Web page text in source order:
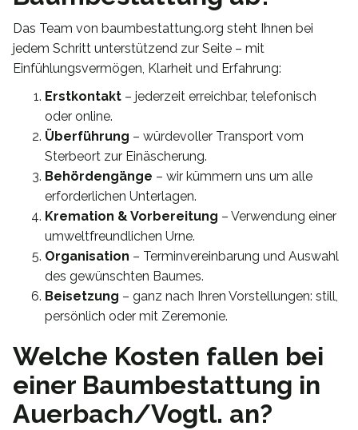
Das Team von baumbestattung.org steht Ihnen bei
jedem Schritt unterstützend zur Seite – mit
Einfühlungsvermögen, Klarheit und Erfahrung:
Erstkontakt – jederzeit erreichbar, telefonisch
oder online.
Überführung – würdevoller Transport vom
Sterbeort zur Einäscherung.
Behördengänge – wir kümmern uns um alle
erforderlichen Unterlagen.
Kremation & Vorbereitung – Verwendung einer
umweltfreundlichen Urne.
Organisation – Terminvereinbarung und Auswahl
des gewünschten Baumes.
Beisetzung – ganz nach Ihren Vorstellungen: still,
persönlich oder mit Zeremonie.
Welche Kosten fallen bei
einer Baumbestattung in
Auerbach/Vogtl. an?